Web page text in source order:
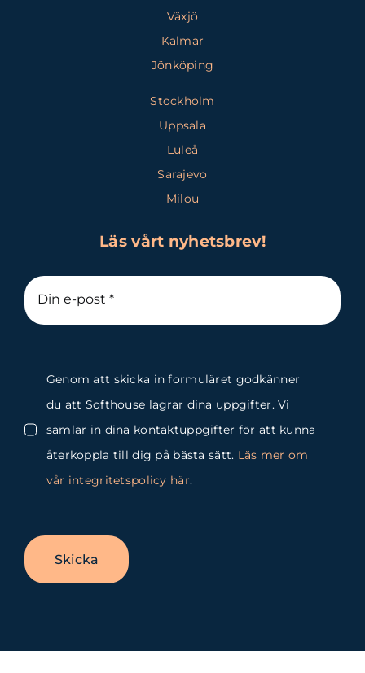
Växjö
Kalmar
Jönköping
Stockholm
Uppsala
Luleå
Sarajevo
Milou
Läs vårt nyhetsbrev!
Genom att skicka in formuläret godkänner
du att Softhouse lagrar dina uppgifter. Vi
samlar in dina kontaktuppgifter för att kunna
återkoppla till dig på bästa sätt. Läs mer om
vår integritetspolicy här.
Skicka